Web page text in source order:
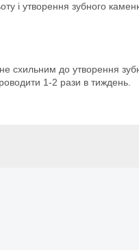
і утворення зубного
схильним до утворення
1-2 рази в тиждень.